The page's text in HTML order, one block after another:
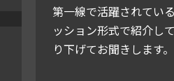
第一線で活躍されてい
ッション形式で紹介し
り下げてお聞きします。